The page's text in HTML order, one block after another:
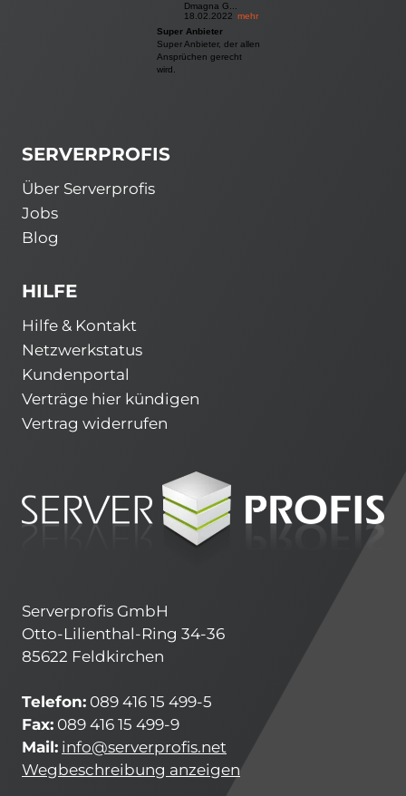
Dmagna G...
18.02.2022 mehr
Super Anbieter
Super Anbieter, der allen
Ansprüchen gerecht
wird.
SERVERPROFIS
Über Serverprofis
Jobs
Blog
HILFE
Hilfe & Kontakt
Netzwerkstatus
Kundenportal
Verträge hier kündigen
Vertrag widerrufen
Serverprofis GmbH
Otto-Lilienthal-Ring 34-36
85622 Feldkirchen
Telefon: 089 416 15 499-5
Fax: 089 416 15 499-9
Mail: info@serverprofis.net
Wegbeschreibung anzeigen